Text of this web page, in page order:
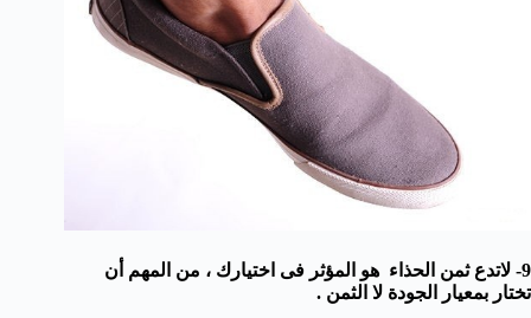
9- لاتدع ثمن الحذاء هو المؤثر فى اختيارك ، من المهم أن
تختار بمعيار الجودة لا الثمن .